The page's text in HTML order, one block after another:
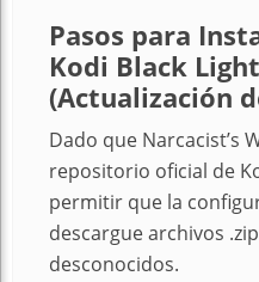
Pasos para
Kodi Black
(Actualización
Dado que Narcacist’s
repositorio oficial de
permitir que la
descargue archivos
desconocidos.